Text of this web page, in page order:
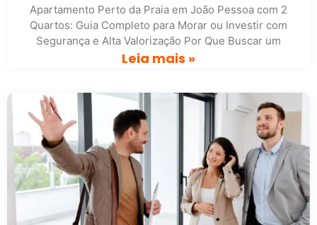
Apartamento Perto da Praia em João Pessoa com 2
Quartos: Guia Completo para Morar ou Investir com
Segurança e Alta Valorização Por Que Buscar um
Leia mais »